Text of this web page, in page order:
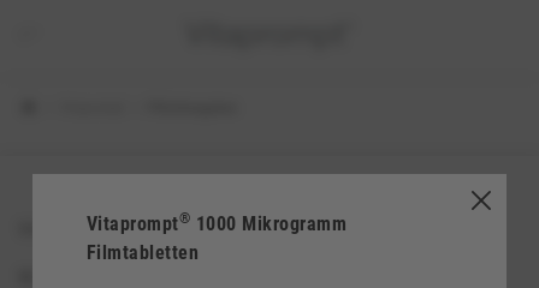
Vitaprompt®1000 Mikrogramm Filmtabletten
Vitaprompt® 1000 Mikrogramm
Filmtabletten